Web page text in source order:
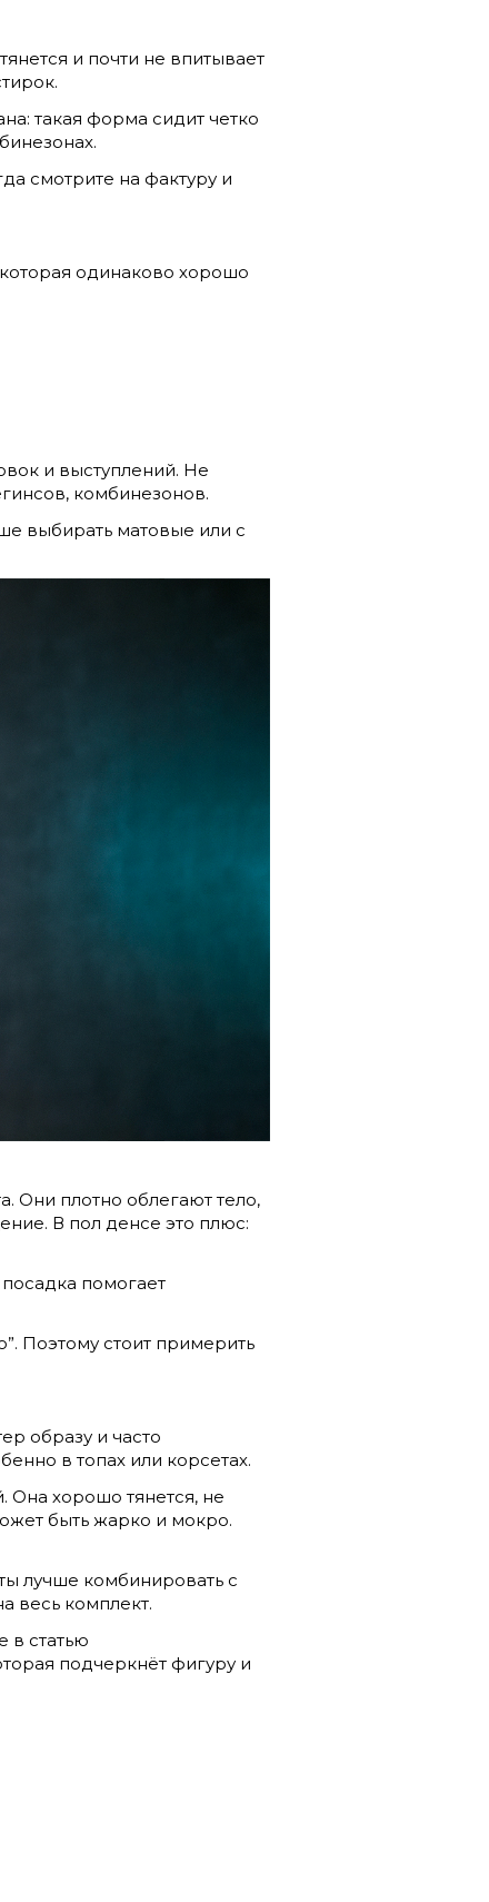
и почти не впитывает
такая форма сидит четко
смотрите на фактуру и
одинаково хорошо
и выступлений. Не
комбинезонов.
выбирать матовые или с
Они плотно облегают тело,
В пол денсе это плюс:
помогает
Поэтому стоит примерить
образу и часто
в топах или корсетах.
Она хорошо тянется, не
быть жарко и мокро.
лучше комбинировать с
весь комплект.
в статью
подчеркнёт фигуру и